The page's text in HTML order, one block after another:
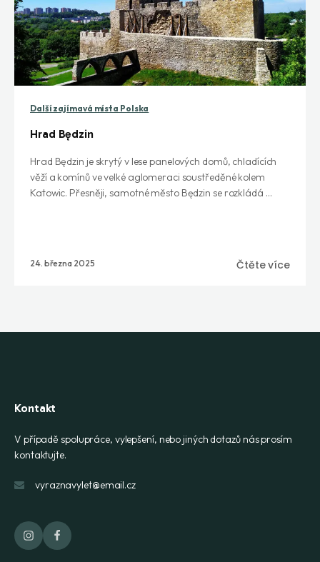
Další zajímavá místa Polska
Hrad Będzin
Hrad Będzin je skrytý v lese panelových domů, chladících
věží a komínů ve velké aglomeraci soustředěné kolem
Katowic. Přesněji, samotné město Będzin se rozkládá ...
24. března 2025 Čtěte více
Kontakt
V případě spolupráce, vylepšení, nebo jiných dotazů nás prosím
kontaktujte.
vyraznavylet@email.cz